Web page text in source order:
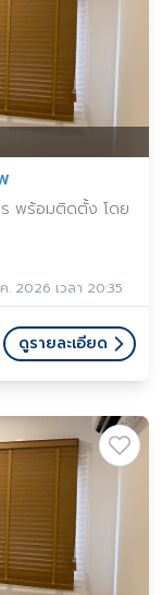
ร พร้อมติดตั้ง โดย
. 2026 เวลา 20:35
ดูรายละเอียด